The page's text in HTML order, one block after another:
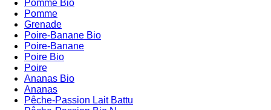
Pomme Bio
Pomme
Grenade
Poire-Banane Bio
Poire-Banane
Poire Bio
Poire
Ananas Bio
Ananas
Pêche-Passion Lait Battu